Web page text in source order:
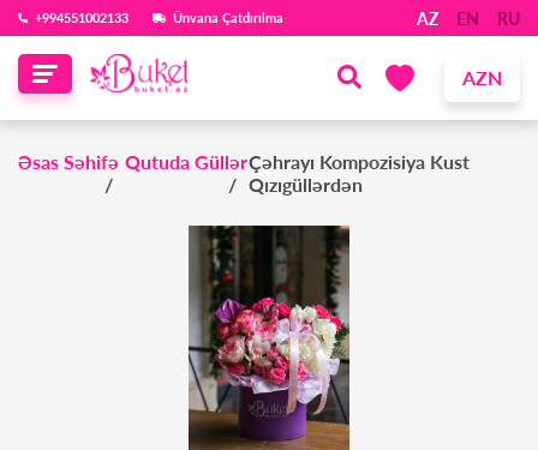
‪+994551002133‬ Ünvana Çatdırılma AZ EN RU
AZN
Əsas Səhifə Qutuda GüllərÇəhrayı Kompozisiya Kust
Qızıgüllərdən